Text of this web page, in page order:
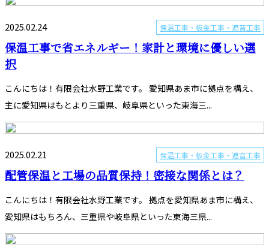
2025.02.24 保温工事・板金工事・遮音工事
保温工事で省エネルギー！家計と環境に優しい選
択
こんにちは！有限会社水野工業です。 愛知県あま市に拠点を構え、
主に愛知県はもとより三重県、岐阜県といった東海三...
2025.02.21 保温工事・板金工事・遮音工事
配管保温と工場の品質保持！密接な関係とは？
こんにちは！有限会社水野工業です。 拠点を愛知県あま市に構え、
愛知県はもちろん、三重県や岐阜県といった東海三県...